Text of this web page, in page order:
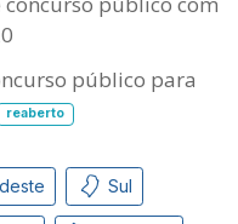
público para
reaberto
Sul